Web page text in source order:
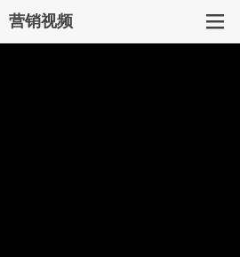
营销视频